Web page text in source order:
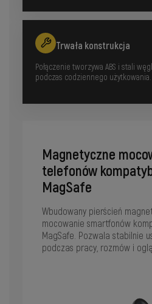
Trwała konstrukcja
Połączenie tworzywa ABS i stali
podczas codziennego użytkowania.
Magnetyczne
telefonów
MagSafe
Wbudowany pierścień
mocowanie smartfonów
MagSafe. Pozwala stabilnie
podczas pracy, rozmów i